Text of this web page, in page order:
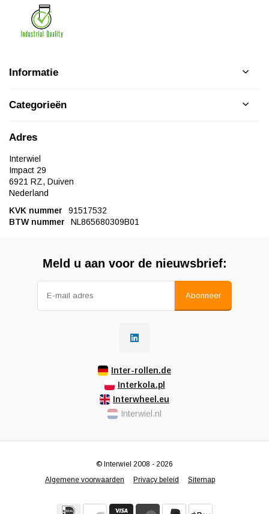
Informatie
Categorieën
Adres
Interwiel
Impact 29
6921 RZ, Duiven
Nederland
KVK nummer
91517532
BTW nummer
NL865680309B01
Meld u aan voor de nieuwsbrief:
Abonneer
Inter-rollen.de
Interkola.pl
Interwheel.eu
Interwiel.nl
Algemene voorwaarden Privacy beleid Sitemap
© Interwiel 2008 - 2026